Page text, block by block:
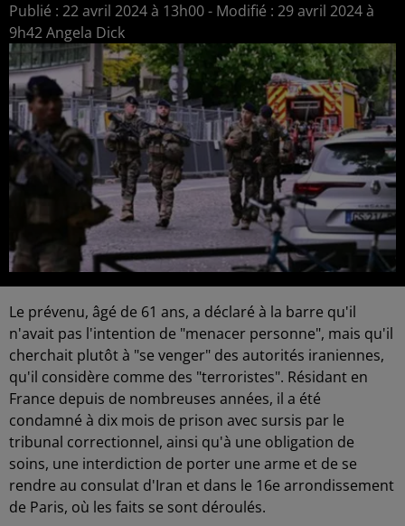
Publié : 22 avril 2024 à 13h00 - Modifié : 29 avril 2024 à
9h42 Angela Dick
Le prévenu, âgé de 61 ans, a déclaré à la barre qu'il
n'avait pas l'intention de "menacer personne", mais qu'il
cherchait plutôt à "se venger" des autorités iraniennes,
qu'il considère comme des "terroristes". Résidant en
France depuis de nombreuses années, il a été
condamné à dix mois de prison avec sursis par le
tribunal correctionnel, ainsi qu'à une obligation de
soins, une interdiction de porter une arme et de se
rendre au consulat d'Iran et dans le 16e arrondissement
de Paris, où les faits se sont déroulés.